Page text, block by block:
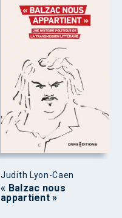
Judith Lyon-Caen
« Balzac nous
appartient »